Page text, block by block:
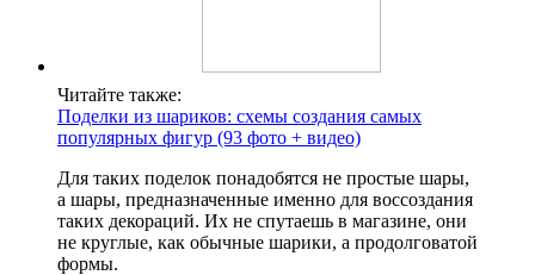
Читайте также:
Поделки из шариков: схемы создания самых
популярных фигур (93 фото + видео)
Для таких поделок понадобятся не простые шары,
а шары, предназначенные именно для воссоздания
таких декораций. Их не спутаешь в магазине, они
не круглые, как обычные шарики, а продолговатой
формы.